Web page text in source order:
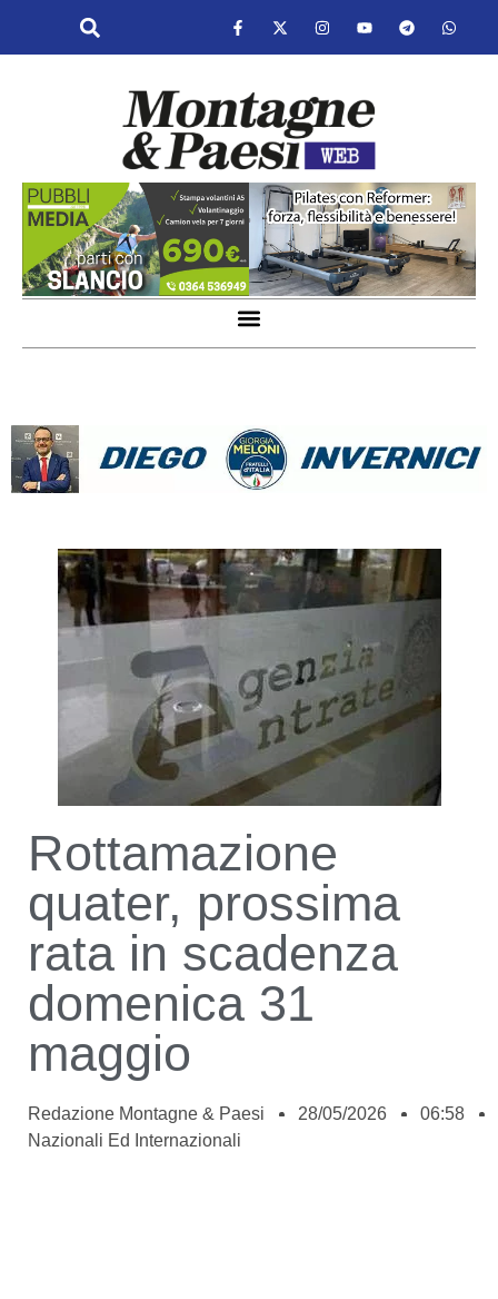
Rottamazione
quater, prossima
rata in scadenza
domenica 31
maggio
Redazione Montagne & Paesi 28/05/2026
06:58
Nazionali Ed Internazionali